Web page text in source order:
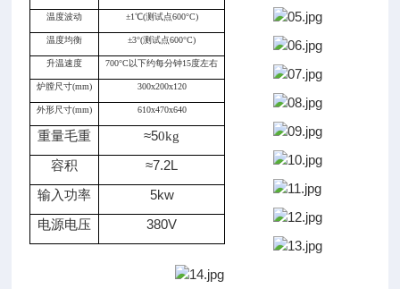
温度波动 ±1℃(测试点600°C)
温度均衡 ±3°(测试点600°C)
升温速度 700°C以下约每分钟15度左右
炉膛尺寸(mm) 300x200x120
外形尺寸(mm) 610x470x640
重量毛重 ≈50kg
容积 ≈7.2L
输入功率
5kw
电源电压
380V